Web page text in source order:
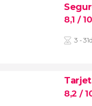
8,1 / 10
3 - 31d
8,2 /